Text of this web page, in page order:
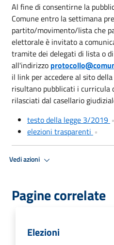
Al fine di consentirne la
Comune entro la settimana
partito/movimento/lista che
elettorale è invitato a
tramite dei delegati di lista o
all'indirizzo
il link per accedere al sito
risultano pubblicati i curricula
rilasciati dal casellario
testo della legge 3/2019
elezioni trasparenti
Vedi azioni
Pagine correlate
Elezioni